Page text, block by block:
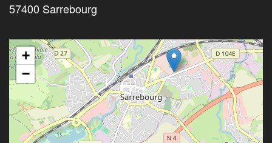
57400 Sarrebourg
+
−